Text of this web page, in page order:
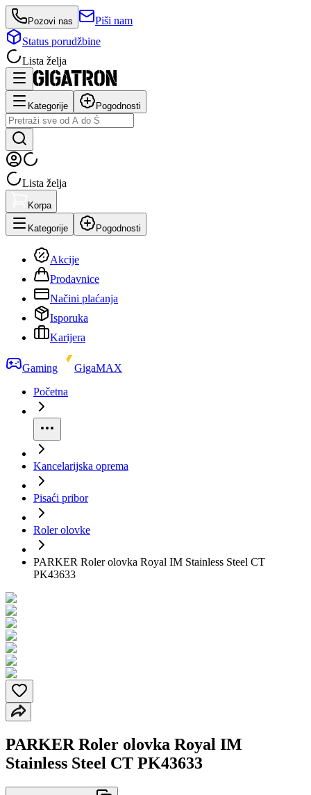
Pozovi nas
Piši nam
Status porudžbine
Lista želja
Kategorije Pogodnosti
Lista želja
Korpa
Kategorije Pogodnosti
Akcije
Prodavnice
Načini plaćanja
Isporuka
Karijera
Gaming
GigaMAX
Početna
Kancelarijska oprema
Pisaći pribor
Roler olovke
PARKER Roler olovka Royal IM Stainless Steel CT
PK43633
PARKER Roler olovka Royal IM
Stainless Steel CT PK43633